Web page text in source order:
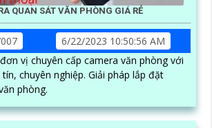
QUAN SÁT VĂN PHÒNG GIÁ RẺ
6/22/2023 10:50:56 AM
vị chuyên cấp camera văn phòng với
chuyên nghiệp. Giải pháp lắp đặt
phòng.